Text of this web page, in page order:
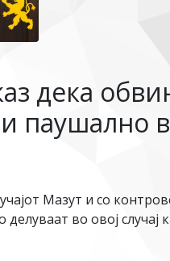
дека
паушално
Мазут и со
во овој